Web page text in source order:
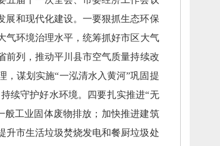
展和现代化建设。一要狠抓生态环保
气环境治理水平，统筹抓好市区大气
前列，推动平川县市空气质量持续改
，谋划实施“一泓清水入黄河”巩固提
持续守护好水环境。
四要扎实推进“无
般工业固体废物排放； 加快推进建筑
升市生活垃圾焚烧发电和餐厨垃圾处